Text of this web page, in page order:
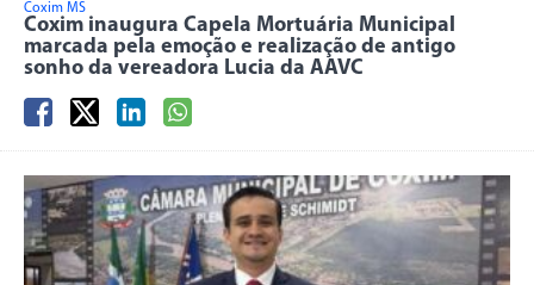
Coxim MS
Coxim inaugura Capela Mortuária Municipal
marcada pela emoção e realização de antigo
sonho da vereadora Lucia da AAVC